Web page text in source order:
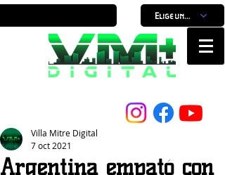
Elige un horario
Argentina empató con
Villa Mitre Digital
7 oct 2021